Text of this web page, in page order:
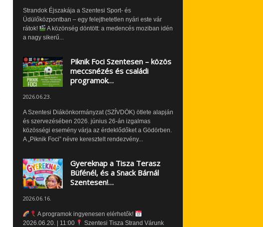
Strandok Éjszakája a Szentesi Sport- és
Üdülőközpontban – egy felejthetetlen nyári este vár
rátok!
A közönség döntött: a medencés moziban idén
a nagy sikerű...
Piknik Foci Szentesen – közös
meccsnézés és családi
programok…
2026.06.23.
A Szentesi Diákönkormányzat (SZÍVDÖK) ötlete alapján
és szervezésében 2026. június 26-án izgalmas
közösségi esemény várja az érdeklődőket a Gödörben.
A „Piknik Foci” névre keresztelt rendezvény...
Gyereknap a Tisza Terasz
Büfénél, és a Snack Bárnál
Szentesen!…
2026.06.16.
A programok ingyenesen elérhetők!
2026.06.20. | 11:00
Szentesi Tisza Strand Várunk